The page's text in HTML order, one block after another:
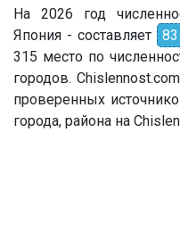
На 2026 год
Япония - составляет
315 место по
городов.
проверенных
города, района на